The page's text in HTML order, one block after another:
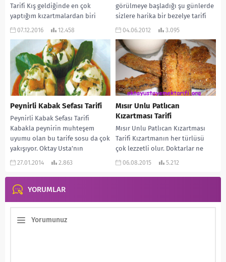
Tarifi Kış geldiğinde en çok
yaptığım kızartmalardan biri
karnabahar kızartmasıdır. Çok
doyamazsınız. Hele ki...
07.12.2016 12.458
görülmeye başladığı şu günlerde
sizlere harika bir bezelye tarifi
vermek istiyorum. İçinde kuzu
04.06.2012 3.095
Peynirli Kabak Sefası Tarifi
Peynirli Kabak Sefası Tarifi
Kabakla peynirin muhteşem
uyumu olan bu tarife sosu da çok
yakışıyor. Oktay Usta’nın
hazırlamış olduğu kabak...
27.01.2014 2.863
Mısır Unlu Patlıcan
Kızartması Tarifi
Mısır Unlu Patlıcan Kızartması
Tarifi Kızartmanın her türlüsü
çok lezzetli olur. Doktarlar ne
kadar uzak durun deseler de biz
06.08.2015 5.212
YORUMLAR